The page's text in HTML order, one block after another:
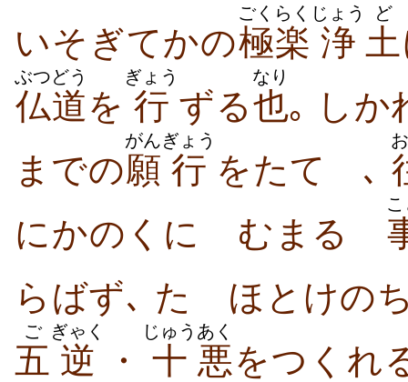
いそぎてかの極楽
ごくらく
浄
じょう
土
ど
仏道
ぶつどう
を 行
ぎょう
ずる也
なり
｡ しか
までの願
がん
行
ぎょう
をたてゝ､
にかのくにゝむまるゝ
らばず､ たゞほとけの
五
ご
逆
ぎゃく
・ 十
じゅう
悪
あく
をつくれ